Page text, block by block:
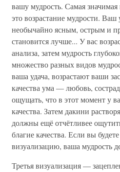
вашу мудрость. Самая
это возрастание мудрости. Ваш
необычайно ясным, острым и
становится лучше... У вас
анализа, затем мудрость
множество разных видов
ваша удача, возрастают ваши
качества ума — любовь,
ощущать, что в этот момент у
качества. Затем дакини
должны ещё отчётливее
благие качества. Если вы
визуализацию, ваша мудрость
Третья визуализация —